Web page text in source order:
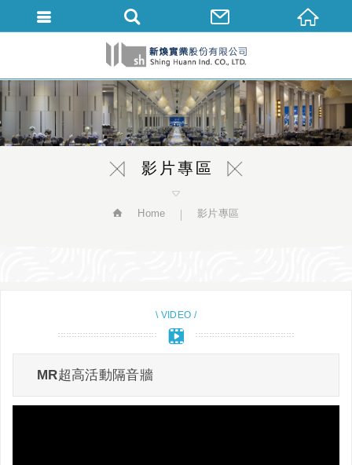
影片專區
Home 影片專區
\ VIDEO /
MR超高活動隔音牆
繁體中文